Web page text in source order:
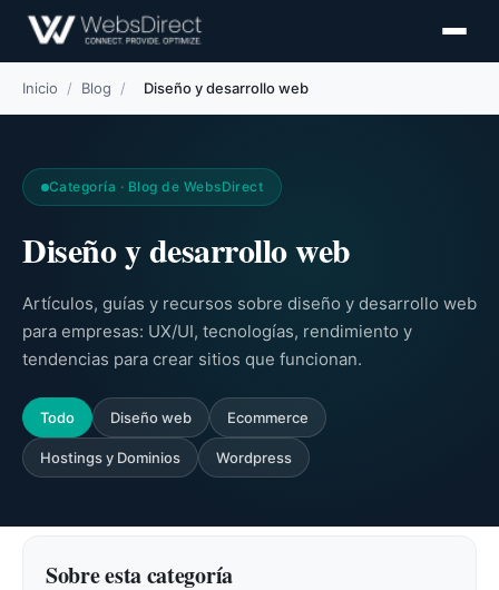
Inicio / Blog / Diseño y desarrollo web
Categoría · Blog de WebsDirect
Diseño y desarrollo web
Artículos, guías y recursos sobre diseño y desarrollo web
para empresas: UX/UI, tecnologías, rendimiento y
tendencias para crear sitios que funcionan.
Todo Diseño web Ecommerce
Hostings y Dominios Wordpress
Sobre esta categoría